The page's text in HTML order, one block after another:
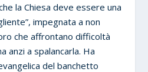
la Chiesa deve essere una
impegnata a non
che affrontano difficoltà
anzi a spalancarla. Ha
del banchetto